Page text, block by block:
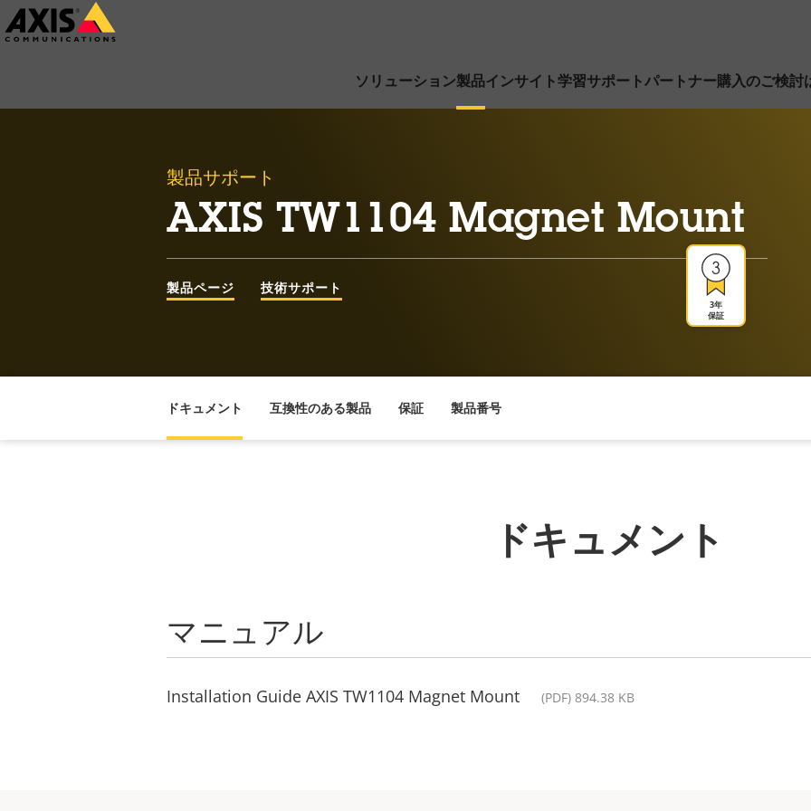
メ
イ
ソリューション製品インサイト学習サポートパートナー購入のご検討
製品サポート
AXIS TW1104 Magnet Mount
3年
保証
製品ページ 技術サポート
ドキュメント 互換性のある製品 保証 製品番号
ドキュメント
マニュアル
Installation Guide AXIS TW1104 Magnet Mount (PDF) 894.38 KB